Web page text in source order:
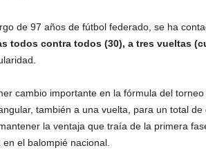
de 97 años de fútbol federado, se ha
todos contra todos (30), a tres vueltas
cambio importante en la fórmula del
también a una vuelta, para un total
la ventaja que traía de la primera
en el balompié nacional.